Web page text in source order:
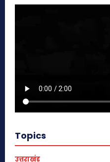
Topics
उत्तराखंड